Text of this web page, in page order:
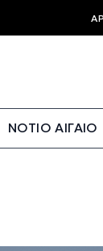
ΝΟΤΙΟ ΑΙΓΑΙΟ